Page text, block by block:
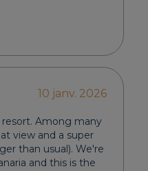
10 janv. 2026
resort. Among many
view and a super
than usual). We're
and this is the